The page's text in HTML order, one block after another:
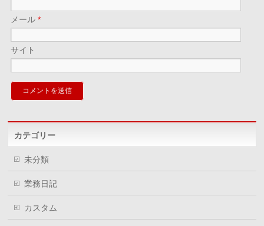
メール*
サイト
カテゴリー
未分類
業務日記
カスタム